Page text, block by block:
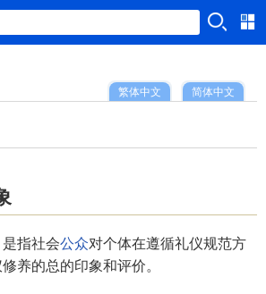
简体中文
繁体中文
是指社会公众对个体在遵循礼仪规范方
养的总的印象和评价。